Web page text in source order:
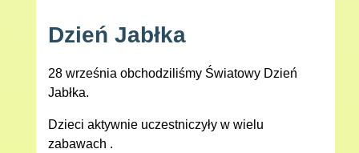
Dzień Jabłka
28 września obchodziliśmy Światowy Dzień
Jabłka.
Dzieci aktywnie uczestniczyły w wielu
zabawach .